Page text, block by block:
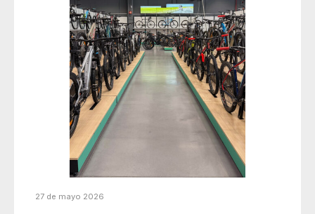
27 de mayo 2026